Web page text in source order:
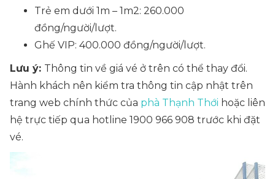
Trẻ em dưới 1m – 1m2: 260.000
đồng/người/lượt.
Ghế VIP: 400.000 đồng/người/lượt.
Lưu ý: Thông tin về giá vé ở trên có thể thay đổi.
Hành khách nên kiểm tra thông tin cập nhật trên
trang web chính thức của phà Thạnh Thới hoặc liên
hệ trực tiếp qua hotline 1900 966 908 trước khi đặt
vé.